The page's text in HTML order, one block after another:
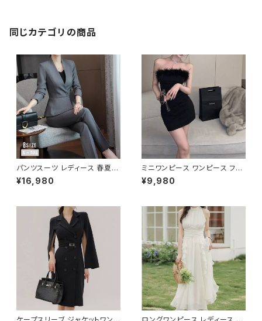
ん ママバッグ ハンドバック 斜め
掛け 肩掛け 斜め掛けバッグ 旅
シンプルトート デート OL 大学
生 高校生 女の子 女性用 ブラウ
ン ブラック 黒色 ゴールド金具
カレッジコーデ オフィス カジュ
アル デイリー お出かけ K-B01
64
同じカテゴリの商品
パンツスーツ レディース 春夏
秋冬 春 夏 秋 冬 黒 紺 スーツ
上下セット 2点セット ジャケット
ビジネススーツ ロング パンツス
ーツ ロングパンツ ペプラム ノー
カラースーツ ペプラムジャケット
レディーススーツ 大きいサイズ
オフィス OL オフィスカジュアル
ビジネス 結婚式 パーティー お
呼ばれ ブラック ネイビー グレ
ー S M L XL 2XL 3XL 4XL 5
XL 10代 20代 30代 40代 C-
WAW1079
¥16,980
ミニワンピース ワンピース フェ
ザーデザイン タイトワンピース
チューブトップ レディース 春夏
ワンピドレス OL エレガント フ
ォーマル ブラック ボルドー ホワ
イト 大きいサイズ きれいめ ドレ
スワンピース お呼ばれ 韓国 フ
ァッション オフィスカジュアル 韓
国風 キャバドレス ナイトドレス
ナイトワンピ カジュアル 10代 2
0代 30代 40代 C-OSS0127
¥9,980